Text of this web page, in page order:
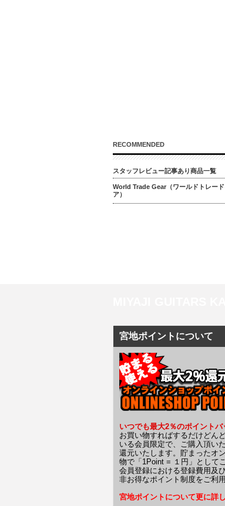
RECOMMENDED
スタッフレビュー記事あり商品一覧
World Trade Gear（ワールドトレー
ア）
宮地ポイントについて
いつでも最大2％のポイントバ
お買い物すればするだけどん
いる会員限定で、ご購入頂い
還元いたします。貯まったオ
物で「1Point = １円」として
会員登録における登録費用及
非お得なポイント制度をご利用
宮地ポイントについて更に詳